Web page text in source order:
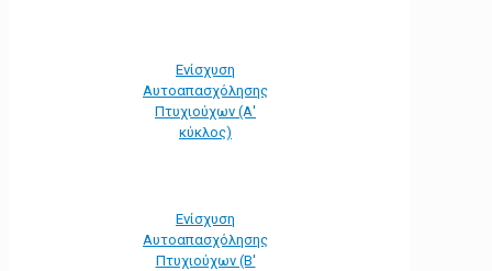
Ενίσχυση
Αυτοαπασχόλησης
Πτυχιούχων (Α'
κύκλος)
Ενίσχυση
Αυτοαπασχόλησης
Πτυχιούχων (Β'